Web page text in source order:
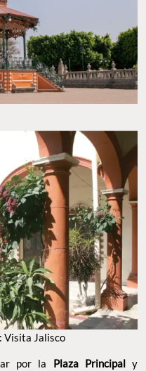
Visita Jalisco
por la Plaza Principaly